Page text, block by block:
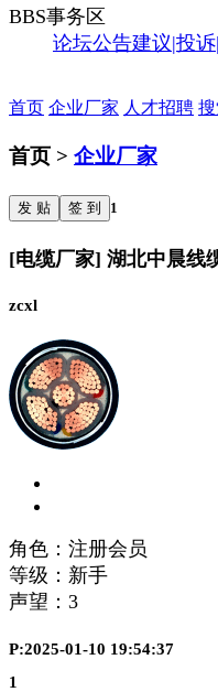
BBS事务区
论坛公告建议|投
首页 企业厂家 人才招聘
首页 > 企业厂家
发 贴 签 到 1
[电缆厂家] 湖北中晨线
zcxl
角色：注册会员
等级：新手
声望： 3
P:2025-01-10 19:54:37
1